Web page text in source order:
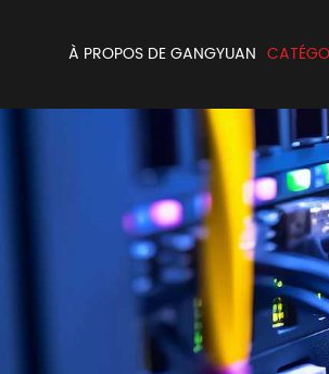
À PROPOS DE GANGYUAN